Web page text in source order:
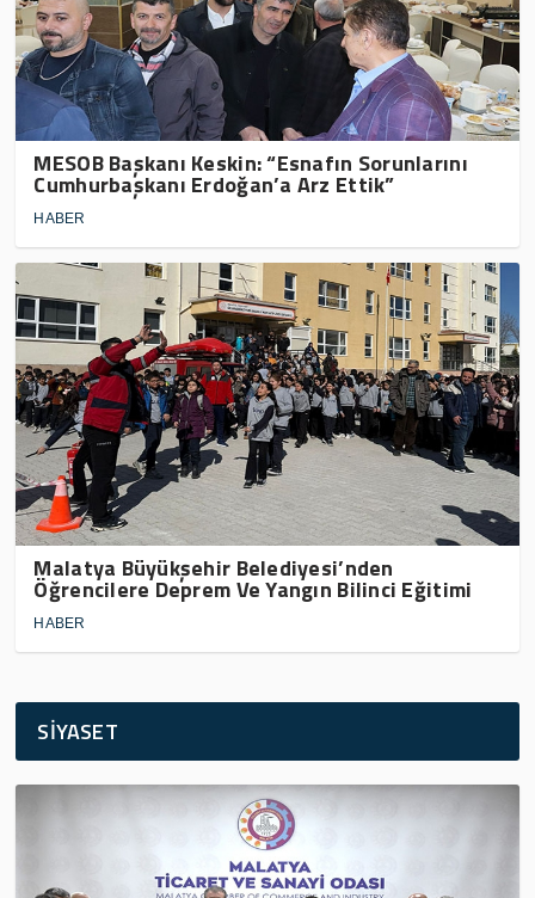
MESOB Başkanı Keskin: “Esnafın Sorunlarını
Cumhurbaşkanı Erdoğan’a Arz Ettik”
HABER
Malatya Büyükşehir Belediyesi’nden
Öğrencilere Deprem Ve Yangın Bilinci Eğitimi
HABER
SİYASET